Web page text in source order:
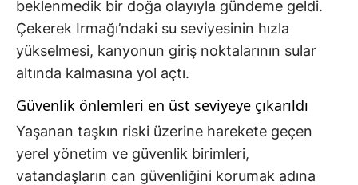
beklenmedik bir doğa olayıyla gündeme geldi.
Çekerek Irmağı’ndaki su seviyesinin hızla
yükselmesi, kanyonun giriş noktalarının sular
altında kalmasına yol açtı.
Güvenlik önlemleri en üst seviyeye çıkarıldı
Yaşanan taşkın riski üzerine harekete geçen
yerel yönetim ve güvenlik birimleri,
vatandaşların can güvenliğini korumak adına